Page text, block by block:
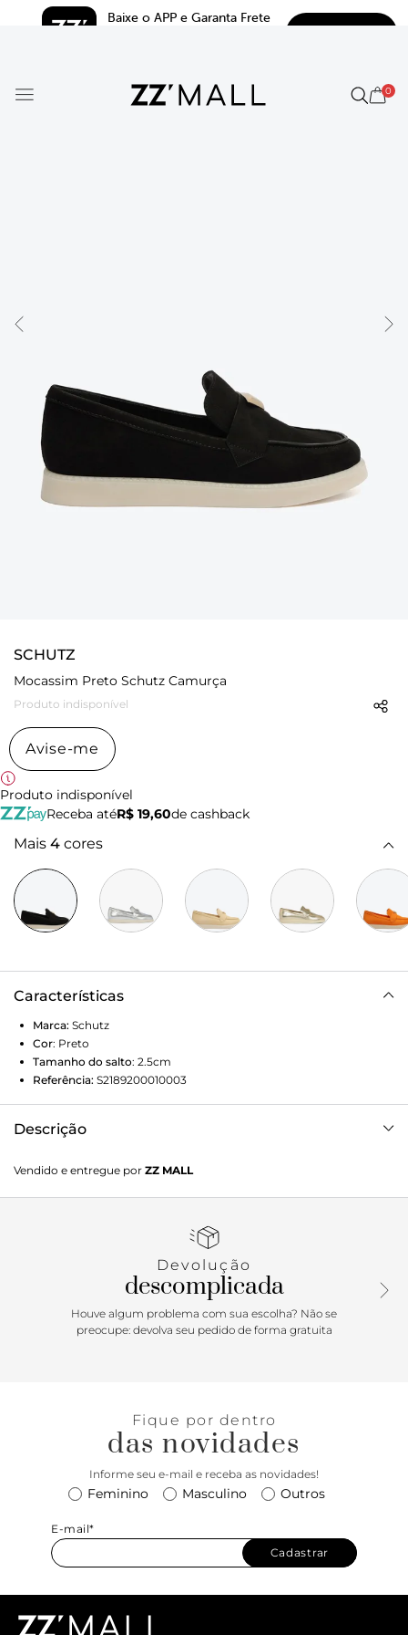
Baixe o APP e Garanta Frete
0
SCHUTZ
Mocassim Preto Schutz Camurça
Produto indisponível
Avise-me
Produto indisponível
Receba atéR$ 19,60de cashback
Mais 4 cores
Características
Marca: Schutz
Cor: Preto
Tamanho do salto: 2.5cm
Referência: S2189200010003
Descrição
modelo traz uma proposta mais casual para o mocassim
preto. O Triangle Schutz dourado arremata o design,
perfeito para produções práticas e estilosas!
Vendido e entregue por ZZ MALL
Devolução
descomplicada
Houve algum problema com sua escolha? Não se
preocupe: devolva seu pedido de forma gratuita
Fique por dentro
das novidades
Informe seu e-mail e receba as novidades!
Feminino Masculino Outros
E-mail*
Cadastrar